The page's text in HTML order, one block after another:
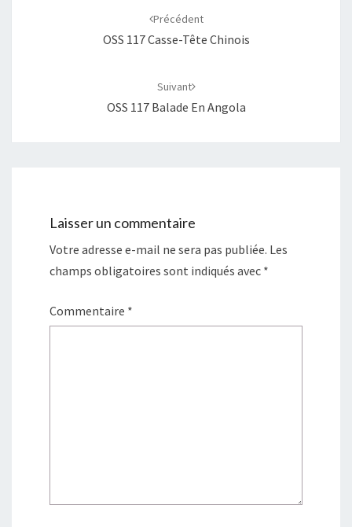
Précédent
OSS 117 Casse-Tête Chinois
Suivant
OSS 117 Balade En Angola
Laisser un commentaire
Votre adresse e-mail ne sera pas publiée. Les
champs obligatoires sont indiqués avec *
Commentaire *